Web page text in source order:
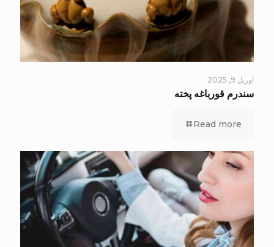
آوریل 9, 2025
سندرم قورباغه پخته
Read more